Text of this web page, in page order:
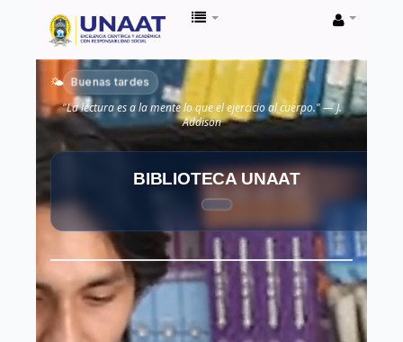
Biblioteca
Unaat
🌤️ Buenas tardes
"La lectura es a la mente lo que el ejercicio al cuerpo." — J.
Addison
BIBLIOTECA UNAAT